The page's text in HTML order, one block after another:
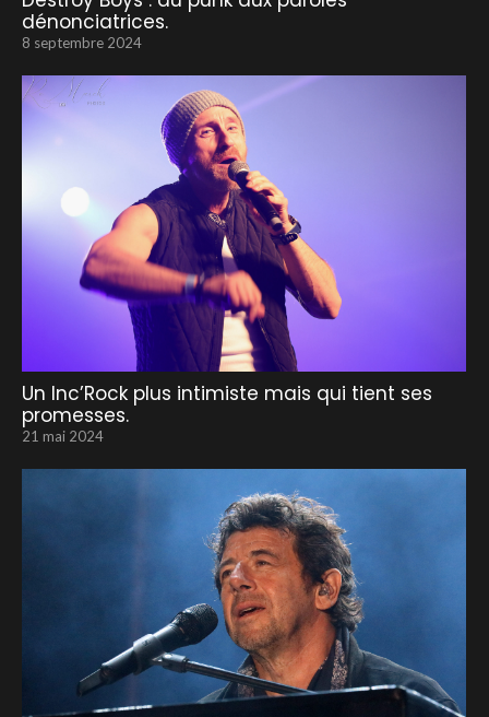
dénonciatrices.
8 septembre 2024
Un Inc’Rock plus intimiste mais qui tient ses
promesses.
21 mai 2024